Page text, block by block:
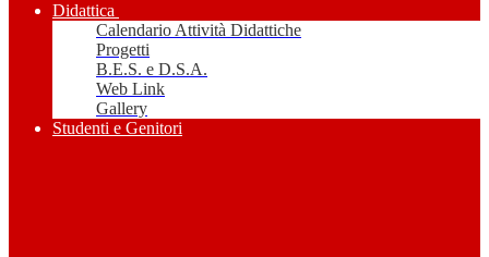
Didattica
Calendario Attività Didattiche
Progetti
B.E.S. e D.S.A.
Web Link
Gallery
Studenti e Genitori